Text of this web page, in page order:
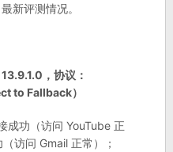
新评测情况。
，协议：
to Fallback）
成功（访问 YouTube 正
访问 Gmail 正常）；